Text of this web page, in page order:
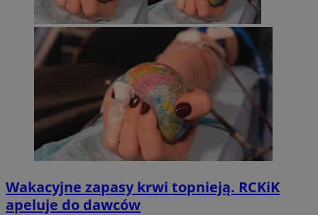
Wakacyjne zapasy krwi topnieją. RCKiK
apeluje do dawców